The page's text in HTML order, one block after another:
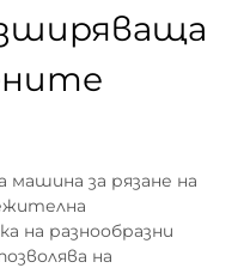
машина за рязане на
на разнообразни
на